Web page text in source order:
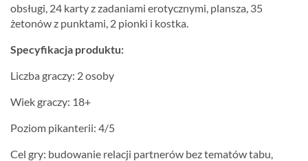
obsługi, 24 karty z zadaniami erotycznymi, plansza, 35
żetonów z punktami, 2 pionki i kostka.
Specyfikacja produktu:
Liczba graczy: 2 osoby
Wiek graczy: 18+
Poziom pikanterii: 4/5
Cel gry: budowanie relacji partnerów bez tematów tabu,